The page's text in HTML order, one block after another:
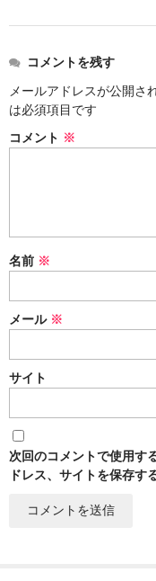
コメントを残す
メールアドレスが公開さ
は必須項目です
コメント ※
名前 ※
メール ※
サイト
次回のコメントで使用す
ドレス、サイトを保存する